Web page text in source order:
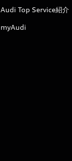
Audi Top Service紹介
myAudi